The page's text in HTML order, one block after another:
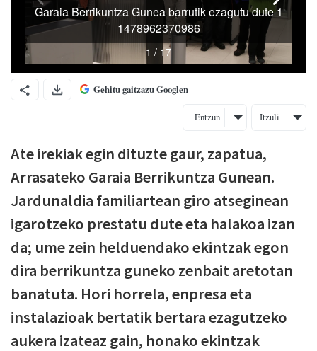
Gehitu gaitzazu Googlen
Entzun Itzuli
Ate irekiak egin dituzte gaur, zapatua,
Arrasateko Garaia Berrikuntza Gunean.
Jardunaldia familiartean giro atseginean
igarotzeko prestatu dute eta halakoa izan
da; ume zein helduendako ekintzak egon
dira berrikuntza guneko zenbait aretotan
banatuta. Hori horrela, enpresa eta
instalazioak bertatik bertara ezagutzeko
aukera izateaz gain, honako ekintzak